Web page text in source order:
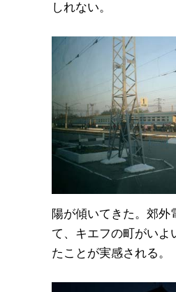
しれない。
陽が傾いてきた。郊外
て、キエフの町がいよ
たことが実感される。